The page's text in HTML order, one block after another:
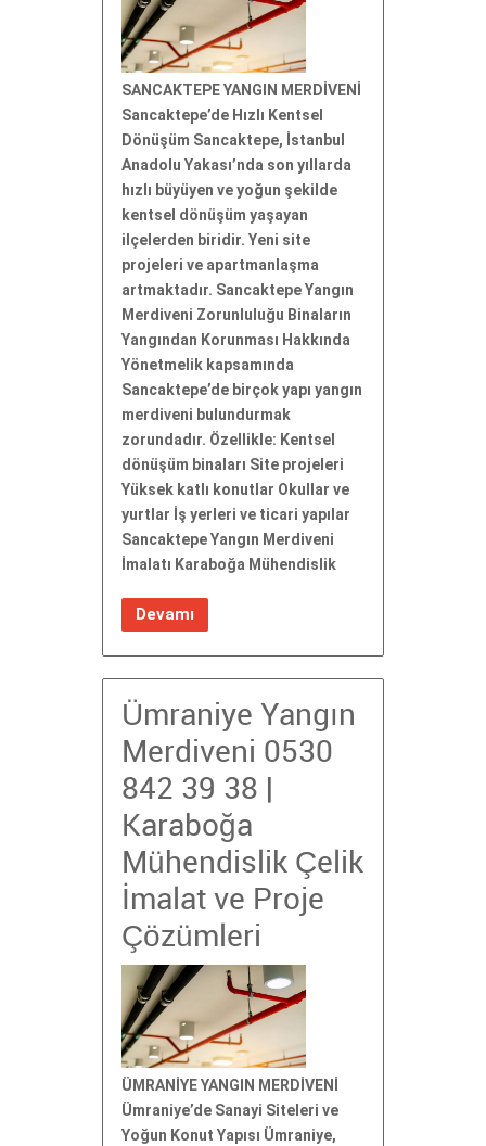
SANCAKTEPE YANGIN MERDİVENİ
Sancaktepe’de Hızlı Kentsel
Dönüşüm Sancaktepe, İstanbul
Anadolu Yakası’nda son yıllarda
hızlı büyüyen ve yoğun şekilde
kentsel dönüşüm yaşayan
ilçelerden biridir. Yeni site
projeleri ve apartmanlaşma
artmaktadır. Sancaktepe Yangın
Merdiveni Zorunluluğu Binaların
Yangından Korunması Hakkında
Yönetmelik kapsamında
Sancaktepe’de birçok yapı yangın
merdiveni bulundurmak
zorundadır. Özellikle: Kentsel
dönüşüm binaları Site projeleri
Yüksek katlı konutlar Okullar ve
yurtlar İş yerleri ve ticari yapılar
Sancaktepe Yangın Merdiveni
İmalatı Karaboğa Mühendislik
Devamı
Ümraniye Yangın
Merdiveni 0530
842 39 38 |
Karaboğa
Mühendislik Çelik
İmalat ve Proje
Çözümleri
ÜMRANİYE YANGIN MERDİVENİ
Ümraniye’de Sanayi Siteleri ve
Yoğun Konut Yapısı Ümraniye,